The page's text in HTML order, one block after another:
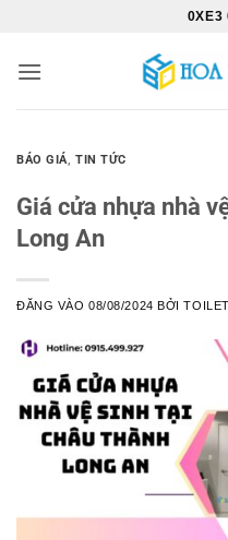
nội
0XE3
BÁO GIÁ,TIN TỨC
Giá cửa nhựa nhà
Long An
ĐĂNG VÀO08/08/2024 BỞI